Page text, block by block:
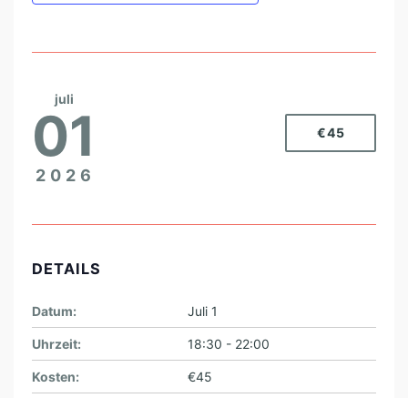
juli
01
2026
€45
DETAILS
Datum: Juli 1
Uhrzeit: 18:30 - 22:00
Kosten: €45